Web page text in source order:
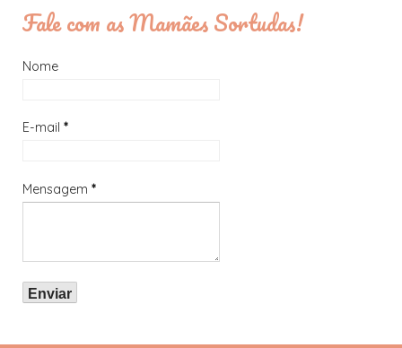
Fale com as Mamães Sortudas!
Nome
E-mail *
Mensagem *